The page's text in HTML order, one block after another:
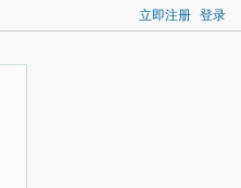
立即注册 登录